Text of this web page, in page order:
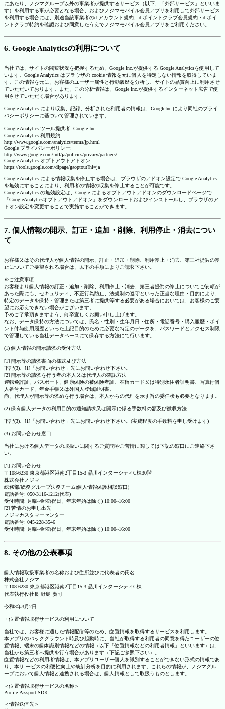
にあたり、ノジマグループ以外の事業者が提供するサービス（以下、「外部サービス」といいま
す）を利用する事が必要となる場合、およびノジマモバイル会員アプリを利用して外部サービス
を利用する場合には、別途当該事業者のd アカウント規約、d ポイントクラブ会員規約・d ポイ
ントクラブ特約を確認および同意したうえでノジマモバイル会員アプリをご利用ください。
6. Google Analyticsの利用について
当社では、サイトの閲覧状況を把握するため、Google Inc.が提供する Google Analyticsを使用して
います。Google Analytics はブラウザの cookie 情報を元に個人を特定しない情報を取得していま
す。この情報を元に、お客様のユーザー属性と行動履歴を分析し、サイトの品質向上に利用させ
ていただいております。また、この分析情報は、Google Inc.が提供するインターネット広告で使
用させていただく場合があります。
Google Analytics により収集、記録、分析された利用者の情報は、GoogleInc.により同社のプライ
バシーポリシーに基づいて管理されています。
Google Analytics ツール提供者: Google Inc.
Google Analytics 利用規約:
http://www.google.com/analytics/terms/jp.html
Google プライバシーポリシー:
http://www.google.com/intl/ja/policies/privacy/partners/
Google Analytics オプトアウトアドオン:
https://tools.google.com/dlpage/gaoptout?hl=ja
Google Analytics による情報収集を停止する場合は、ブラウザのアドオン設定で Google Analytics
を無効にすることにより、利用者の情報の収集を停止することが可能です。
Google Analytics の無効設定は、Google によるオプトアウトアドオンのダウンロードページで
「GoogleAnalyticsオプトアウトアドオン」をダウンロードおよびインストールし、ブラウザのア
ドオン設定を変更することで実施することができます。
7. 個人情報の開示、訂正・追加・削除、利用停止・消去につい
て
お客様又はその代理人が個人情報の開示、訂正・追加・削除、利用停止・消去、第三社提供の停
止についてご要望される場合は、以下の手順によりご請求下さい。
※ご注意事項
お客様より個人情報の訂正・追加・削除、利用停止・消去、第三者提供の停止についてご依頼が
あった際にも、セキュリティ、不正行為防止、法規制の遵守といった正当な理由・目的により、
特定のデータを保持・管理または第三者に提供等する必要がある場合においては、お客様のご要
望にお応えできない場合がございます。
予めご了承頂きますよう、何卒宜しくお願い申し上げます。
なお、データ保持の方法については、氏名・性別・生年月日・住所・電話番号・購入履歴・ポイ
ント付与使用履歴といった上記目的のために必要な特定のデータを、パスワードとアクセス制限
で管理している当社データベースにて保存する方法にて行います。
(1) 個人情報の開示請求の受付方法
[1] 開示等の請求書面の様式及び方法
下記(3)、[1]「お問い合わせ」先にお問い合わせ下さい。
[2] 開示等の請求を行う者の本人又は代理人の確認方法
運転免許証、パスポート、健康保険の被保険者証、在留カード又は特別永住者証明書、写真付個
人番号カード、年金手帳又は外国人登録証明書。
尚、代理人が開示等の求めを行う場合は、本人からの代理を示す旨の委任状も必要となります。
(2) 保有個人データの利用目的の通知請求又は開示に係る手数料の額及び徴収方法
下記(3)、[1]「お問い合わせ」先にお問い合わせ下さい。(実費程度の手数料を申し受けます)
(3) お問い合わせ窓口
当社における個人データの取扱いに関するご質問やご苦情に関しては下記の窓口にご連絡下さ
い。
[1] お問い合わせ
〒108-6230 東京都港区港南2丁目15-3 品川インターシティC棟30階
株式会社ノジマ
総務部/総務グループ法務チーム(個人情報保護相談窓口)
電話番号: 050-3116-1212(代表)
受付時間: 月曜~金曜(祝日、年末年始は除く) 10:00~16:00
[2] 苦情のお申し出先
ノジマカスタマーセンター
電話番号: 045-228-3546
受付時間: 月曜~金曜(祝日、年末年始は除く) 10:00~16:00
8. その他の公表事項
個人情報取扱事業者の名称および住所並びに代表者の氏名
株式会社ノジマ
〒108-6230 東京都港区港南2丁目15-3 品川インターシティC棟
代表執行役社長 野島 廣司
令和8年3月2日
・位置情報取得サービスの利用について
当社では、お客様に適した情報配信等のため、位置情報を取得するサービスを利用します。
本アプリのバックグラウンド時及び起動時に、当社が取得する利用者の同意を得たユーザーの位
置情報、端末の個体識別情報などの情報（以下「位置情報などの利用者情報」といいます）は、
当社から第三者へ提供を行う場合があります（下記ご参照下さい）。
位置情報などの利用者情報は、本アプリユーザー個人を識別することができない形式の情報であ
り、本サ ービスの利便性向上や統計分析を目的に利用されます。これらの情報が、ノジマグル
ープにおいて個人情報と連携される場合は、個人情報として取扱うものとします。
＜位置情報取得サービスの名称＞
Profile Passport SDK
＜情報送信先＞